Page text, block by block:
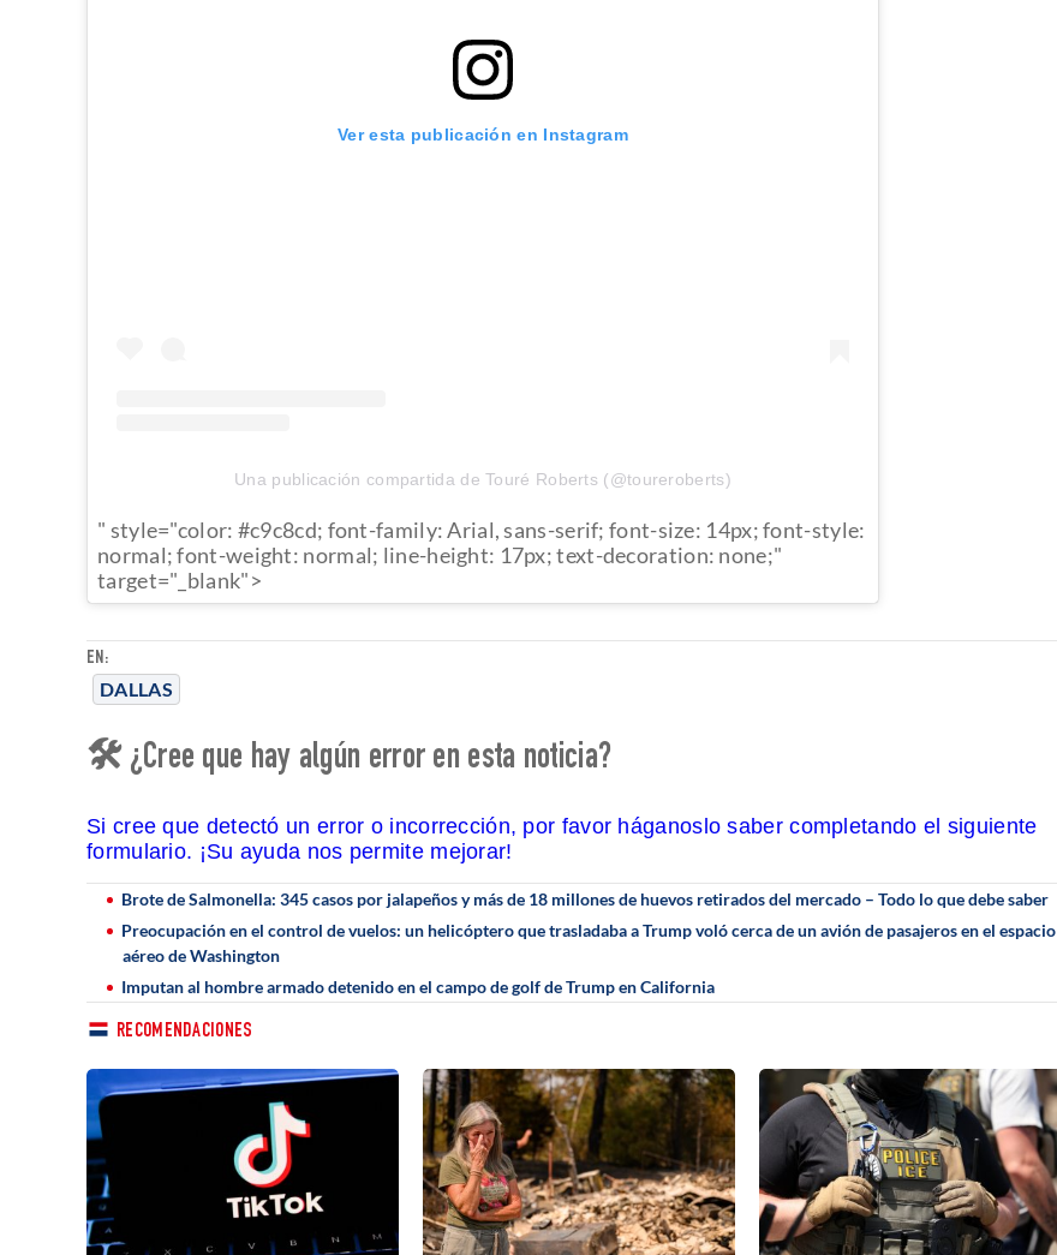
EN:
DALLAS
Ver esta publicación en Instagram
Una publicación compartida de Touré Roberts (@toureroberts)
" style="color: #c9c8cd; font-family: Arial, sans-serif; font-size: 14px; font-style:
normal; font-weight: normal; line-height: 17px; text-decoration: none;"
target="_blank">
🛠 ¿Cree que hay algún error en esta noticia?
Si cree que detectó un error o incorrección, por favor háganoslo saber completando el siguiente
formulario. ¡Su ayuda nos permite mejorar!
Brote de Salmonella: 345 casos por jalapeños y más de 18 millones de huevos retirados del mercado – Todo lo que debe saber
Preocupación en el control de vuelos: un helicóptero que trasladaba a Trump voló cerca de un avión de pasajeros en el espacio
aéreo de Washington
Imputan al hombre armado detenido en el campo de golf de Trump en California
RECOMENDACIONES